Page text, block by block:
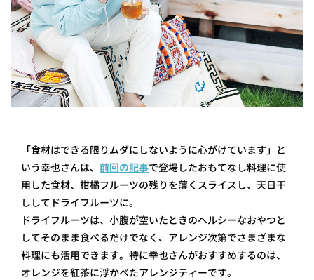
「食材はできる限りムダにしないように心がけています」と
いう幸也さんは、 前回の記事で登場したおもてなし料理に使
用した食材、柑橘フルーツの残りを薄くスライスし、天日干
ししてドライフルーツに。
ドライフルーツは、小腹が空いたときのヘルシーなおやつと
してそのまま食べるだけでなく、アレンジ次第でさまざまな
料理にも活用できます。特に幸也さんがおすすめするのは、
オレンジを紅茶に浮かべたアレンジティーです。